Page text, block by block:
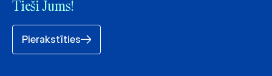
Tieši Jums!
Pierakstīties